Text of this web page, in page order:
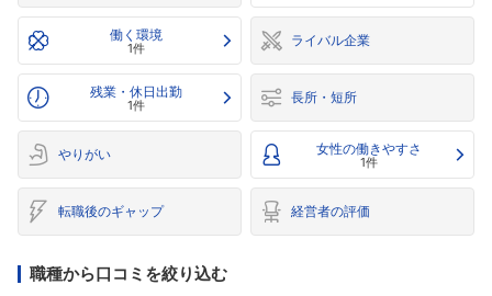
働く環境
1件 ライバル企業
残業・休日出勤
1件 長所・短所
やりがい 女性の働きやすさ
1件
転職後のギャップ 経営者の評価
職種から口コミを絞り込む